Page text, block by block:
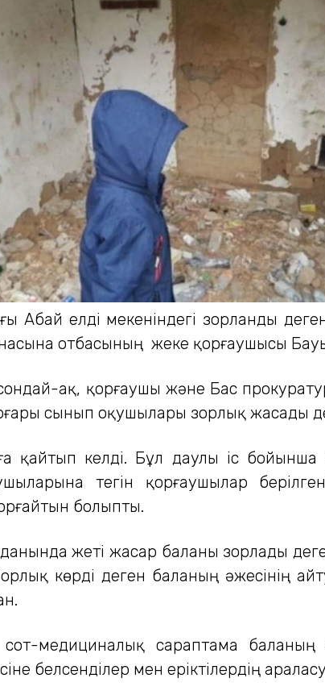
Абай елді мекеніндегі зорланды
отбасының жеке қорғаушысы
ақ, қорғаушы және Бас
сынып оқушылары зорлық жасады
қайтып келді. Бұл даулы іс
тегін қорғаушылар
болыпты.
жеті жасар баланы зорлады
көрді деген баланың әжесінің
медициналық сараптама баланың
белсенділер мен еріктілердің